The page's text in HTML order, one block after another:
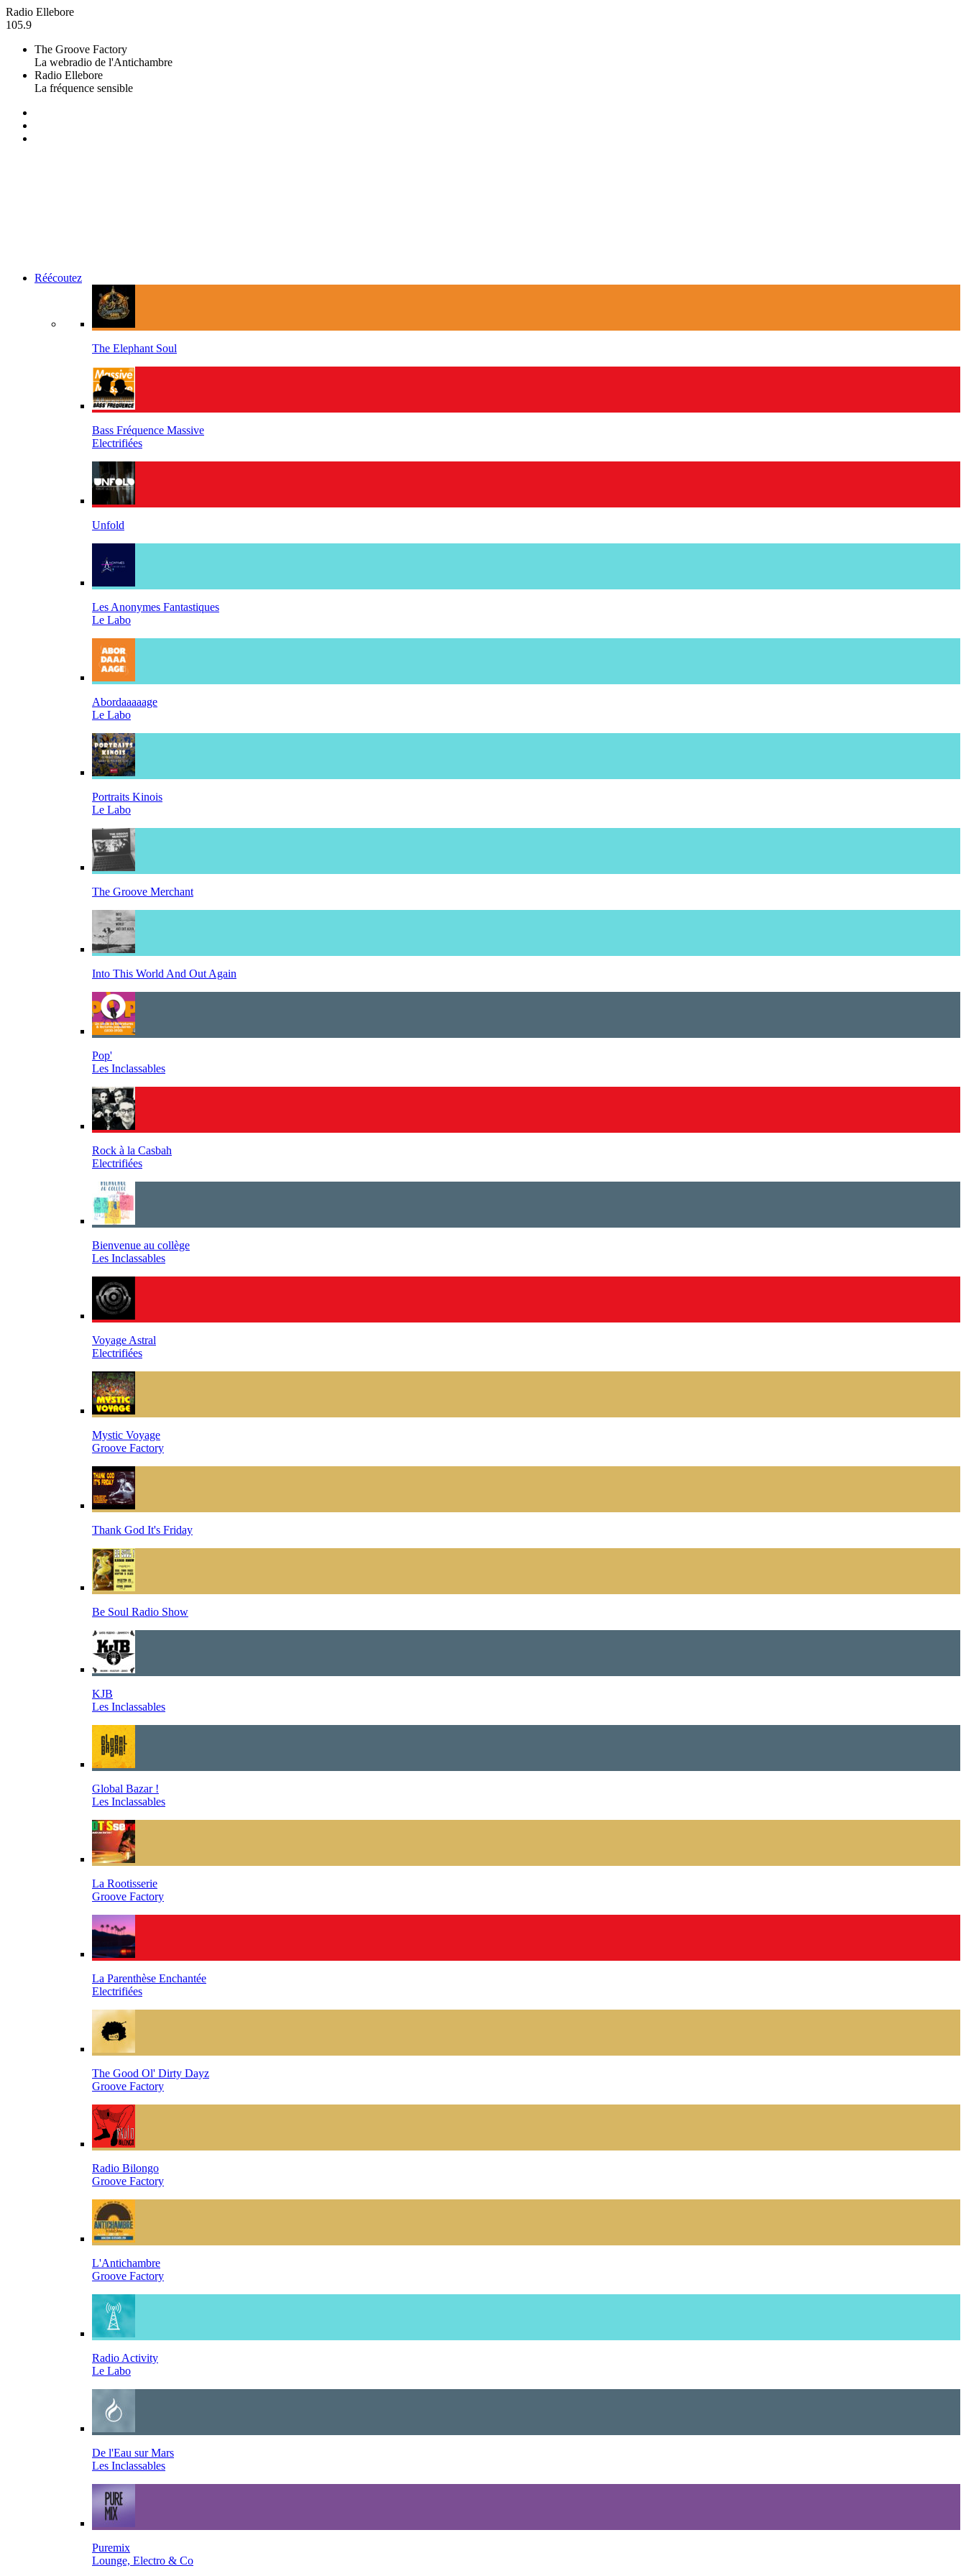
Radio Ellebore
105.9
The Groove Factory
La webradio de l'Antichambre
Radio Ellebore
La fréquence sensible
Réécoutez
The Elephant Soul
Bass Fréquence Massive
Electrifiées
Unfold
Les Anonymes Fantastiques
Le Labo
Abordaaaaage
Le Labo
Portraits Kinois
Le Labo
The Groove Merchant
Into This World And Out Again
Pop'
Les Inclassables
Rock à la Casbah
Electrifiées
Bienvenue au collège
Les Inclassables
Voyage Astral
Electrifiées
Mystic Voyage
Groove Factory
Thank God It's Friday
Be Soul Radio Show
KJB
Les Inclassables
Global Bazar !
Les Inclassables
La Rootisserie
Groove Factory
La Parenthèse Enchantée
Electrifiées
The Good Ol' Dirty Dayz
Groove Factory
Radio Bilongo
Groove Factory
L'Antichambre
Groove Factory
Radio Activity
Le Labo
De l'Eau sur Mars
Les Inclassables
Puremix
Lounge, Electro & Co